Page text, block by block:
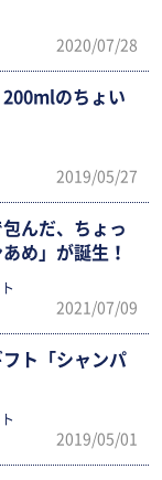
2020/07/28
のちょい
2019/05/27
んだ、ちょっ
め」が誕生！
2021/07/09
ト「シャンパ
2019/05/01